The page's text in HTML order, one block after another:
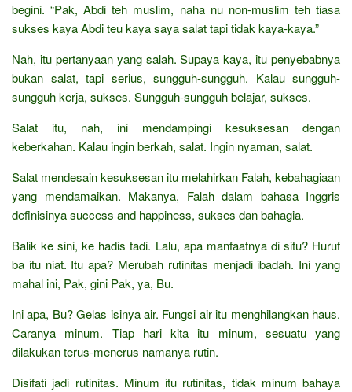
begini. “Pak, Abdi teh muslim, naha nu non-muslim teh tiasa
sukses kaya Abdi teu kaya saya salat tapi tidak kaya-kaya.”
Nah, itu pertanyaan yang salah. Supaya kaya, itu penyebabnya
bukan salat, tapi serius, sungguh-sungguh. Kalau sungguh-
sungguh kerja, sukses. Sungguh-sungguh belajar, sukses.
Salat itu, nah, ini mendampingi kesuksesan dengan
keberkahan. Kalau ingin berkah, salat. Ingin nyaman, salat.
Salat mendesain kesuksesan itu melahirkan Falah, kebahagiaan
yang mendamaikan. Makanya, Falah dalam bahasa Inggris
definisinya success and happiness, sukses dan bahagia.
Balik ke sini, ke hadis tadi. Lalu, apa manfaatnya di situ? Huruf
ba itu niat. Itu apa? Merubah rutinitas menjadi ibadah. Ini yang
mahal ini, Pak, gini Pak, ya, Bu.
Ini apa, Bu? Gelas isinya air. Fungsi air itu menghilangkan haus.
Caranya minum. Tiap hari kita itu minum, sesuatu yang
dilakukan terus-menerus namanya rutin.
Disifati jadi rutinitas. Minum itu rutinitas, tidak minum bahaya